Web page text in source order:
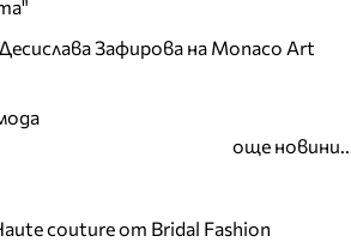
Зафирова на Monaco Art
още новини...
couture от Bridal Fashion